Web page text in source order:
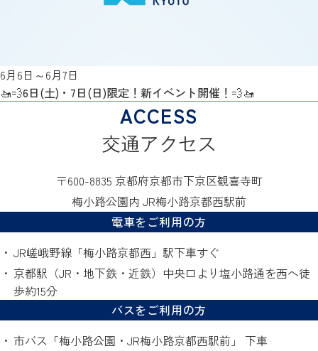
6月6日～6月7日
🚤💨6日(土)・7日(日)限定！新イベント開催！💨🚤
交通アクセス
〒600-8835 京都府京都市下京区観喜寺町
梅小路公園内 JR梅小路京都西駅前
電車をご利用の方
JR嵯峨野線「梅小路京都西」駅下車すぐ
京都駅（JR・地下鉄・近鉄）中央口より塩小路通を西へ徒
歩約15分
バスをご利用の方
市バス「梅小路公園・JR梅小路京都西駅前」 下車